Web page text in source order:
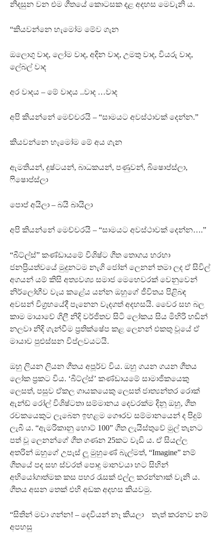
නිදසුන වන එම ගීතයේ කොටසක දළ අදහස මෙවැනි ය.
“කියවන්නෙ හැමෝම මේව ගැන
ඔලොගු වාද, ලෝම වාද, අදින වාද, උමතු වාද, වියරු වාද,
ලේබල් වාද
අර වාදය – මේ වාදය ..වාද …වාද
අපි කියන්නේ මෙච්චරයි – “සාමයට අවස්ථාවක් දෙන්න.”
කියවන්නෙ හැමෝම මේ අය ගැන
ඇමතියන්, දුෂ්ටයන්, බාධකයන්, පණුවන්, බිෂොප්ස්ලා,
ෆිෂොප්ස්ලා
පොප් අයිලා – බයි බායිලා
අපි කියන්නේ මෙච්චරයි – “සාමයට අවස්ථාවක් දෙන්න….”
“බීට්ල්ස්” කණ්ඩායමේ විශිෂ්ට ගීත තොගය හරහා
ජනප්‍රියත්වයේ මුදුනටම නැගි ජෝන් ලෙනන් තමා ලද ඒ සිවිල්
අගයන් යම් කිසි අත්‍යවශ්‍ය සමාජ මෙහෙවරක් වෙනුවෙන්
නිර්ලෝභීව වැය කළේය යන්න ඔහුගේ ජීවිතය පිළිබඳ
අවසන් විග්‍රහයේදී පැනෙන වැදගත් අදහසයි. වෛර සහ බල
කාම මායාවේ ගිලී නිදි වර්ජිතව සිටි ලෝකය සිය මිහිරි හඬින්
නලවා නිදි ගැන්වීම ප්‍රතික්ෂේප කළ ලෙනන් එකතු වූයේ ඒ
මායාව පුළුස්සන විප්ලවයටයි.
ඔහු ලියන ලියන ගීතය අපූර්ව විය. ඔහු ගයන ගයන ගීතය
ලෝක ප්‍රකට විය. ‘බීට්ල්ස්’ කණ්ඩායමේ සාමාජිකයෙකු
ලෙසත්, පසුව ඒකල ගායකයෙකු ලෙසත් ජාත්‍යන්තර රොක්
ඇන්ඩ් රෝල් විශිෂ්ටතා සම්මානය දෙවරක්ම දිනූ ඔහු, ගීත
රචකයෙකුට ලැබෙන ඉහළම ගෞරව සම්මානයෙන් ද පිදුම්
ලැබී ය. “ඇමරිකානු හොට් 100” ගීත ලැයිස්තුවේ මුල් තැනට
පත් වූ ලෙනන්ගේ ගීත ගණන 25කට වැඩි ය. ඒ සියල්ල
අතරින් ඔහුගේ උපැස් ලූ මුහුණේ බැල්මත්, “Imagine” නම්
ගීතයේ පද සහ ස්වරත් පොදු මානවයා හට සිහින්
අභියෝගාත්මක කස පහර රැසක් එල්ල කරන්නාක් වැනි ය.
ගීතය අසන තෙක් එහි අඩක අදහස කියවමු.
“සිතින් මවා ගන්න! – දෙවියන් නෑ කියලා තැත් කරනව නම්
අපහසු